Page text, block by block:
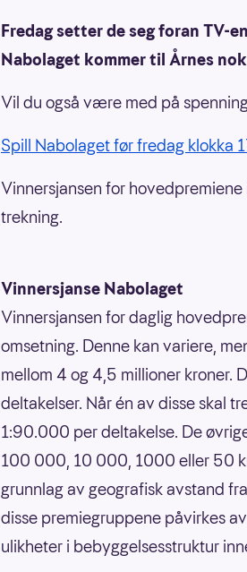
Fredag setter de seg foran TV-
Nabolaget kommer til Årnes
Vil du også være med på
Spill Nabolaget før fredag klokka
Vinnersjansen for
trekning.
Vinnersjanse Nabolaget
Vinnersjansen for daglig
omsetning. Denne kan variere,
mellom 4 og 4,5 millioner
deltakelser. Når én av disse skal
1:90.000 per deltakelse. De
100 000, 10 000, 1000 eller 50
grunnlag av geografisk avstand
disse premiegruppene påvirkes
ulikheter i bebyggelsesstruktur